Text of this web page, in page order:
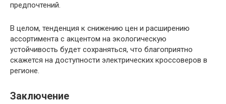
предпочтений.
В целом, тенденция к снижению цен и расширению
ассортимента с акцентом на экологическую
устойчивость будет сохраняться, что благоприятно
скажется на доступности электрических кроссоверов в
регионе.
Заключение